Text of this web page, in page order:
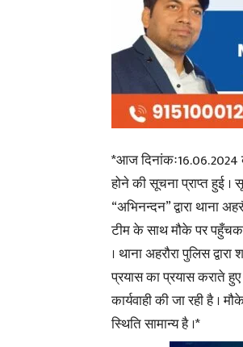
*आज दिनांकः16.06.2024
होने की सूचना प्राप्त हुई ।
“अभिनन्दन” द्वारा थाना
टीम के साथ मौके पर
। थाना अहरौरा पुलिस
प्रयास का प्रयास कराते
कार्यवाही की जा रही है ।
स्थिति सामान्य है ।*